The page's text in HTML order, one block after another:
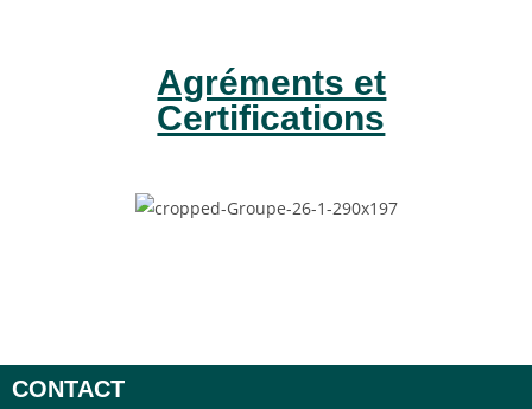
Agréments et
Certifications
CONTACT